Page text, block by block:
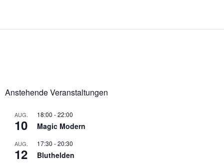
Anstehende Veranstaltungen
AUG.
10
18:00 -22:00
Magic Modern
AUG.
12
17:30 -20:30
Bluthelden